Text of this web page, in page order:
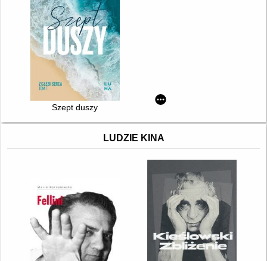
Szept duszy
LUDZIE KINA